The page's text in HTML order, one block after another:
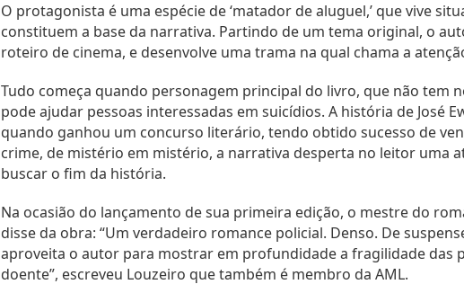
O protagonista é uma espécie de ‘matador de aluguel,’ que vive
constituem a base da narrativa. Partindo de um tema original, o
roteiro de cinema, e desenvolve uma trama na qual chama a
Tudo começa quando personagem principal do livro, que não tem
pode ajudar pessoas interessadas em suicídios. A história de José
quando ganhou um concurso literário, tendo obtido sucesso de
crime, de mistério em mistério, a narrativa desperta no leitor uma
buscar o fim da história.
Na ocasião do lançamento de sua primeira edição, o mestre do
disse da obra: “Um verdadeiro romance policial. Denso. De
aproveita o autor para mostrar em profundidade a fragilidade das
doente”, escreveu Louzeiro que também é membro da AML.